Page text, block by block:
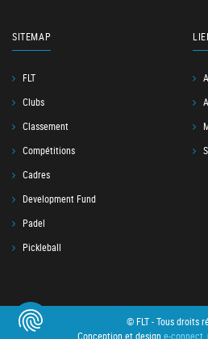
SITEMAP
FLT
Clubs
Classement
Compétitions
Cadres
Development Fund
Padel
Pickleball
© FLT - Tous droits
Conception et design e-connect